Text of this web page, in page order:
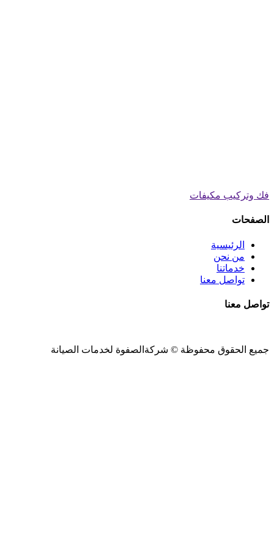
فك وتركيب مكيفات
الصفحات
الرئيسية
من نحن
خدماتنا
تواصل معنا
تواصل معنا
جميع الحقوق محفوظة © شركةالصفوة لخدمات الصيانة